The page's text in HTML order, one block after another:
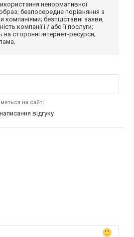
ненормативної
безпосереднє порівняння з
безпідставні заяви,
компанії і / або її послуги;
сторонні інтернет-ресурси;
на сайті
відгуку